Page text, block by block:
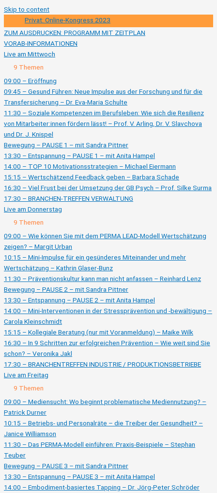
Skip to content
Privat: Online-Kongress 2023
ZUM AUSDRUCKEN: PROGRAMM MIT ZEITPLAN
VORAB-INFORMATIONEN
Live am Mittwoch
Ausklappen
Live
Mittwoch
9 Themen
09:00 – Eröffnung
09:45 – Gesund Führen: Neue Impulse aus der Forschung und für die
Transfersicherung – Dr. Eva-Maria Schulte
11:30 – Soziale Kompetenzen im Berufsleben: Wie sich die Resilienz
von Mitarbeiter:innen fördern lässt! – Prof. V. Arling, Dr. V. Slavchova
und Dr. J. Knispel
Bewegung – PAUSE 1 – mit Sandra Pittner
13:30 – Entspannung – PAUSE 1 – mit Anita Hampel
14:00 – TOP 10 Motivationsstrategien – Michael Eiermann
15:15 – Wertschätzend Feedback geben – Barbara Schade
16:30 – Viel Frust bei der Umsetzung der GB Psych – Prof. Silke Surma
17:30 – BRANCHEN-TREFFEN VERWALTUNG
Live am Donnerstag
Ausklappen
Live
Donnerstag
9 Themen
09:00 – Wie können Sie mit dem PERMA LEAD-Modell Wertschätzung
zeigen? – Margit Urban
10:15 – Mini-Impulse für ein gesünderes Miteinander und mehr
Wertschätzung – Kathrin Glaser-Bunz
11:30 – Präventionskultur kann man nicht anfassen – Reinhard Lenz
Bewegung – PAUSE 2 – mit Sandra Pittner
13:30 – Entspannung – PAUSE 2 – mit Anita Hampel
14:00 – Mini-Interventionen in der Stressprävention und -bewältigung –
Carola Kleinschmidt
15:15 – Kollegiale Beratung (nur mit Voranmeldung) – Maike Wilk
16:30 – In 9 Schritten zur erfolgreichen Prävention – Wie weit sind Sie
schon? – Veronika Jakl
17:30 – BRANCHENTREFFEN INDUSTRIE / PRODUKTIONSBETRIEBE
Live am Freitag
Ausklappen
Live
Freitag
9 Themen
09:00 – Mediensucht: Wo beginnt problematische Mediennutzung? –
Patrick Durner
10:15 – Betriebs- und Personalräte – die Treiber der Gesundheit? –
Janice Williamson
11:30 – Das PERMA-Modell einführen: Praxis-Beispiele – Stephan
Teuber
Bewegung – PAUSE 3 – mit Sandra Pittner
13:30 – Entspannung – PAUSE 3 – mit Anita Hampel
14:00 – Embodiment-basiertes Tapping – Dr. Jörg-Peter Schröder